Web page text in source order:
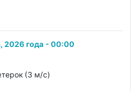
2026 года - 00:00
(3 м/с)